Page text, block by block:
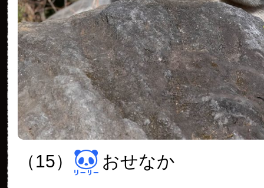
（15） おせなか